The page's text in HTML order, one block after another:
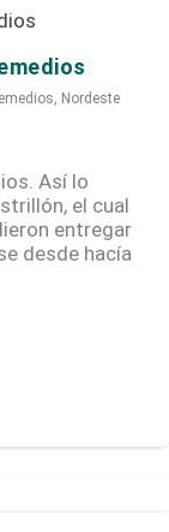
Nordeste
Así lo
el cual
entregar
desde hacía